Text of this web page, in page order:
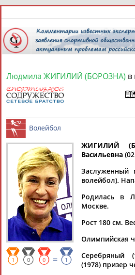
7 августа
СПОРТСМЕНЫ, ТРЕНЕРЫ И
Найдено: 13181персон
Аслаудин
АБАЕВ
Елена
АБАИМОВА
Дмитрий
Тамилла
АБАСОВА
Людмила ЖИГИЛИЙ (БОРОЗНА) в
Волейбол
1 0 0 = 1
ЖИГИЛИЙ
Васильевна
Заслуженный
волейбол).
Родилась в
Москве.
Рост 180 см.
Олимпийская
Серебряный
(1978) призер